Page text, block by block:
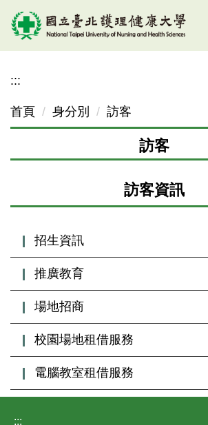
跳
到
主
內
容
區
:::
首頁 身分別 訪客
訪客
訪客資訊
招生資訊
推廣教育
場地招商
校園場地租借服務
電腦教室租借服務
:::